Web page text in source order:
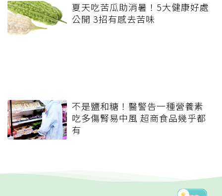
夏天吃苦瓜助消暑！5大健康好處
公開 3招有感去苦味
不是鹽和糖！醫警告一種營養素
吃多傷腎易中風 超商食品幾乎都
有